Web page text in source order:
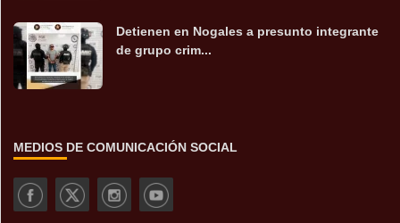
Detienen en Nogales a presunto integrante
de grupo crim...
MEDIOS DE COMUNICACIÓN SOCIAL